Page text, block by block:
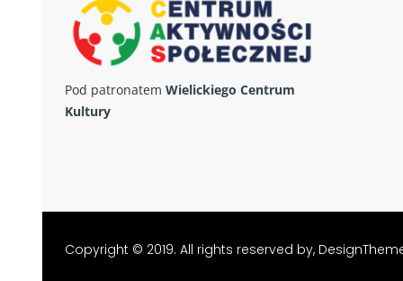
Pod patronatem Wielickiego Centrum
Kultury
Copyright © 2019. All rights reserved by,